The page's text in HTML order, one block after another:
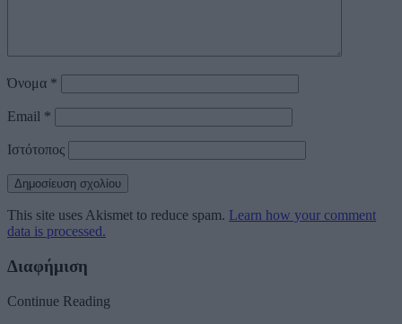
Όνομα *
Email *
Ιστότοπος
This site uses Akismet to reduce spam. Learn how your comment
data is processed.
Διαφήμιση
Continue Reading